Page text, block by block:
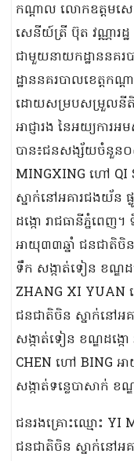
កណ្តាល លោកឧត្តមស
សេនីយ៍ត្រី ប៊ុត វណ្ណារដ្
ជាមួយនាយកដ្ឋាននគរប
ដ្ឋាននគរបាលខេត្ដកណ្
ដោយសម្របសម្រួលនីតិ
អាជ្ញារង នៃអយ្យការអ
បាន៖ជនសង្ស័យចំនួន០
MINGXING ហៅ QI
ស្នាក់នៅអគារជងយ័ន
ដង្កោ រាជធានីភ្នំពេញ
អាយុ៣៣ឆ្នាំ ជនជាតិចិ
ទឹក សង្កាត់ទៀន ខណ្ឌដ
ZHANG XI YUAN
ជនជាតិចិន ស្នាក់នៅអ
សង្កាត់ទៀន ខណ្ឌដង្ក
CHEN ហៅ BING អា
សង្កាត់ទន្លេបាសាក់ ខ
ជនរងគ្រោះឈ្មោះ YI
ជនជាតិចិន ស្នាក់នៅអ